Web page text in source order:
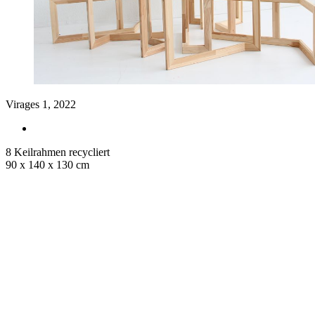
Virages 1, 2022
8 Keilrahmen recycliert
90 x 140 x 130 cm